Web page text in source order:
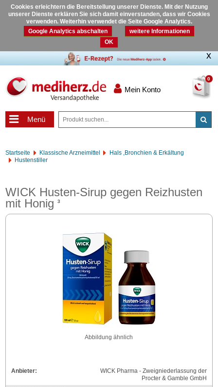
Cookies erleichtern die Bereitstellung unserer Dienste. Mit der Nutzung
unserer Dienste erklären Sie sich damit einverstanden, dass wir Cookies
verwenden. Weiterhin verwendet die Seite Google Analytics.
Google Analytics abschalten
weitere Informationen
OK
0
Mein Konto
Menü
Startseite Klassische Arzneimittel
Hals ,Bronchien & Erkältung
Hustenstiller
WICK Husten-Sirup gegen Reizhusten
mit Honig3
Abbildung ähnlich
Anbieter:
WICK Pharma - Zweigniederlassung der
Procter & Gamble GmbH